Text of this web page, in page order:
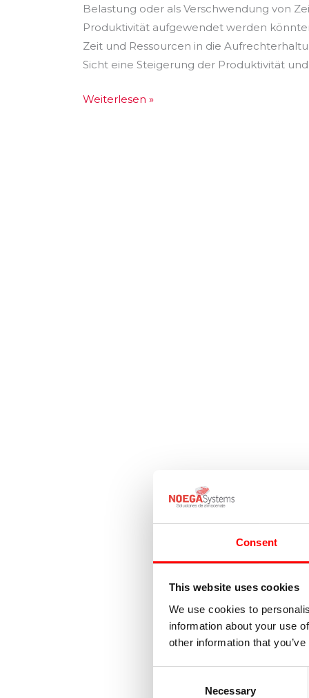
Consent
This website uses cookies
We use cookies to
information about your use
other information that
Necessary
Belastung oder als Verschwendung von
Produktivität aufgewendet werden
Zeit und Ressourcen in die
Sicht eine Steigerung der Produktivität
Weiterlesen »